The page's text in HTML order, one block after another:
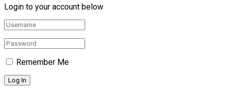
Login to your account below
Remember Me